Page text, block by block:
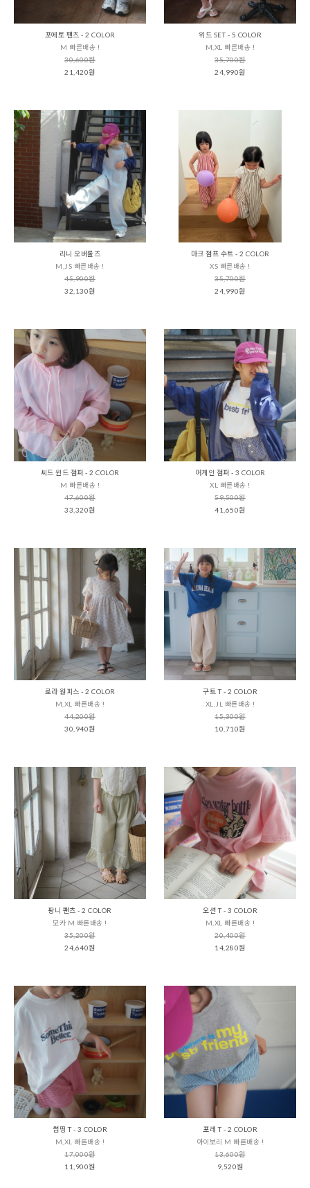
포에토 팬츠 - 2 COLOR
M 빠른배송 !
30,600원
21,420원
위드 SET - 5 COLOR
M,XL 빠른배송 !
35,700원
24,990원
리니 오버롤즈
M,JS 빠른배송 !
45,900원
32,130원
마크 점프 수트 - 2 COLOR
XS 빠른배송 !
35,700원
24,990원
씨드 윈드 점퍼 - 2 COLOR
M 빠른배송 !
47,600원
33,320원
어게인 점퍼 - 3 COLOR
XL 빠른배송 !
59,500원
41,650원
로라 원피스 - 2 COLOR
M,XL 빠른배송 !
44,200원
30,940원
구트 T - 2 COLOR
XL,JL 빠른배송 !
15,300원
10,710원
팡니 팬츠 - 2 COLOR
모카 M 빠른배송 !
35,200원
24,640원
오션 T - 3 COLOR
M,XL 빠른배송 !
20,400원
14,280원
썸띵 T - 3 COLOR
M,XL 빠른배송 !
17,000원
11,900원
포레 T - 2 COLOR
아이보리 M 빠른배송 !
13,600원
9,520원